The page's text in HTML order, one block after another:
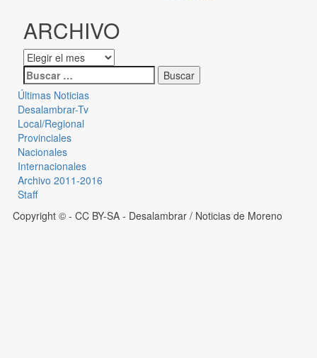
ARCHIVO
Últimas Noticias
Desalambrar-Tv
Local/Regional
Provinciales
Nacionales
Internacionales
Archivo 2011-2016
Staff
Copyright © - CC BY-SA - Desalambrar / Noticias de Moreno